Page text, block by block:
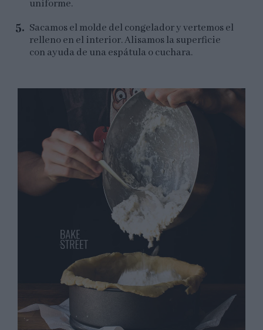
uniforme.
Sacamos el molde del congelador y vertemos el
relleno en el interior. Alisamos la superficie
con ayuda de una espátula o cuchara.